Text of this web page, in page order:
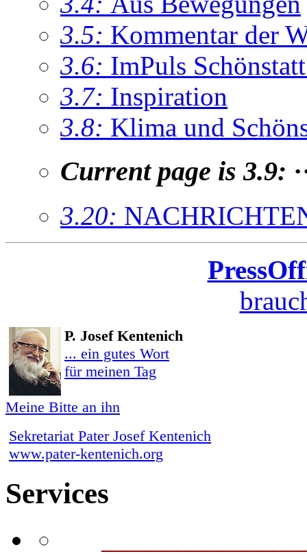
3.5: Kommentar der
3.6: ImPuls
3.7: Inspiration
3.8: Klima und
Current page is 3.9:
3.20:
P. Josef Kentenich
... ein gutes Wort
für meinen Tag
Meine Bitte an ihn
Sekretariat Pater Josef Kentenich
www.pater-kentenich.org
Services